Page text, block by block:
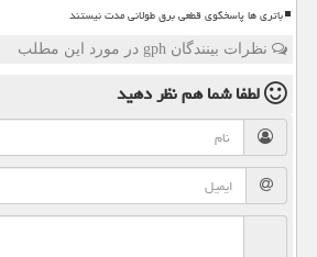
باتری ها پاسخگوی قطعی برق طولانی مدت نیستند
نظرات بینندگان gph در مورد این مطلب
لطفا شما همنظر دهید